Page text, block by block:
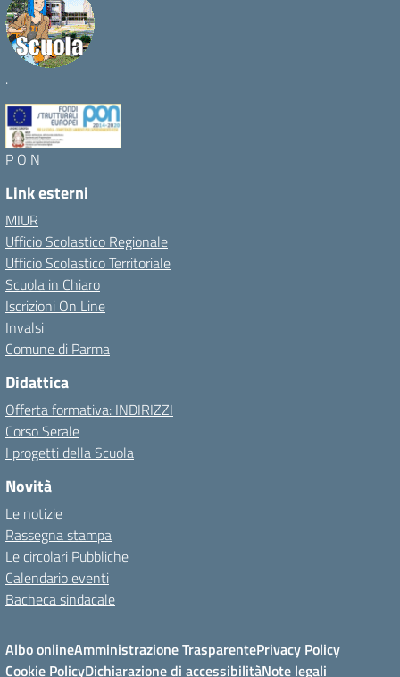
.
P O N
Link esterni
MIUR
Ufficio Scolastico Regionale
Ufficio Scolastico Territoriale
Scuola in Chiaro
Iscrizioni On Line
Invalsi
Comune di Parma
Didattica
Offerta formativa: INDIRIZZI
Corso Serale
I progetti della Scuola
Novità
Le notizie
Rassegna stampa
Le circolari Pubbliche
Calendario eventi
Bacheca sindacale
Albo onlineAmministrazione TrasparentePrivacy Policy
Cookie PolicyDichiarazione di accessibilitàNote legali